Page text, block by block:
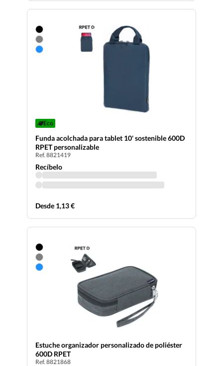
Eco
Funda acolchada para tablet 10' sostenible 600D
RPET personalizable
Ref. 8821419
Recíbelo
Desde 1,13 €
Estuche organizador personalizado de poliéster
600D RPET
Ref. 8821868